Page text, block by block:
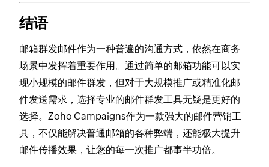
结语
邮箱群发邮件作为一种普遍的沟通方式，依然在商务
场景中发挥着重要作用。通过简单的邮箱功能可以实
现小规模的邮件群发，但对于大规模推广或精准化邮
件发送需求，选择专业的邮件群发工具无疑是更好的
选择。Zoho Campaigns作为一款强大的邮件营销工
具，不仅能解决普通邮箱的各种弊端，还能极大提升
邮件传播效果，让您的每一次推广都事半功倍。